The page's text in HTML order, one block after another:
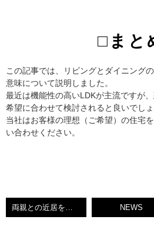
□まと
この記事では、リビングとダイニング
意味について説明しました。
最近は機能性の高いLDKが主流ですが
希望に合わせて検討されると良いでしょ
当社はお客様の理想（ご希望）の住宅
い合わせください。
両親との近居を検討中の方へ！そのメリットとデメリットについて解説します！ NEWS